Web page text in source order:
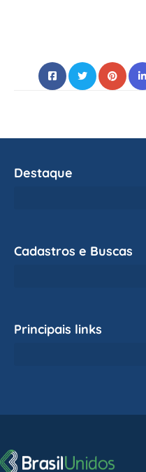
Destaque
Cadastros e Buscas
Principais links